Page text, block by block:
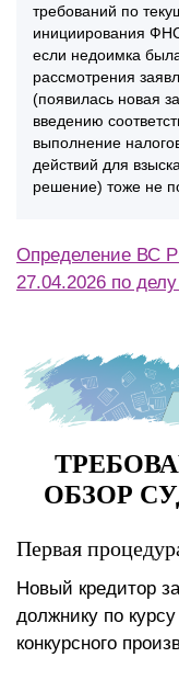
требований по
инициирования
если недоимка
рассмотрения
(появилась новая
введению
выполнение
действий для
решение) тоже не
Определение ВС
27.04.2026 по
ОБЗОР
Первая
Новый кредитор
должнику по
конкурсного